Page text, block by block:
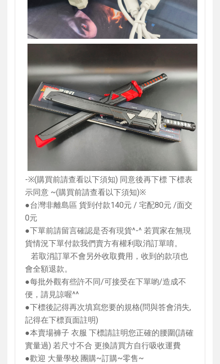
-※(購買前請查看以下須知) 同意後再下標 下標表
示同意 ~(購買前請查看以下須知)※
●台灣非離島區 貨到付款140元 / 宅配80元 /面交
0元
●下單前請留言確認是否有現貨^-^ 若買家在無現
貨情況下單付款我們賣方有權利取消訂單唷。
若取消訂單不會另外收取費用，收到的款項也
會全額退款。
●每批外觀有些許不同/可接受在下單喲/造成不
便，請見諒喔^^
●下標後記得再次填寫您要的規格(問與答會消失,
記得在下標頁面註明)
●本賣場褲子 衣服 下標請註明您正確的腰圍(請確
實量過) 若尺寸不合 更換請買方自行吸收運費
●歡迎 大量學校.團購~訂購~零售~